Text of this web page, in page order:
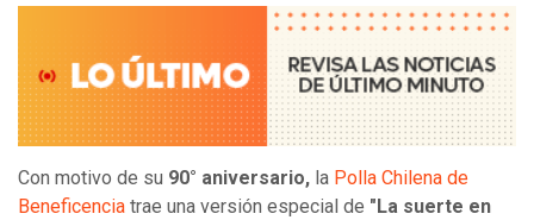
Con motivo de su 90° aniversario, la Polla Chilena de
Beneficencia trae una versión especial de "La suerte en